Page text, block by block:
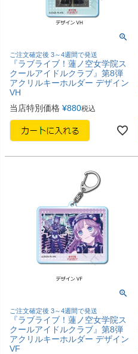
ご注文確定後 3～4週間で発送
『ラブライブ！蓮ノ空女学院ス
クールアイドルクラブ』第8弾
アクリルキーホルダー デザイン
VH
当店特別価格 ¥880税込
ご注文確定後 3～4週間で発送
『ラブライブ！蓮ノ空女学院ス
クールアイドルクラブ』第8弾
アクリルキーホルダー デザイン
VF